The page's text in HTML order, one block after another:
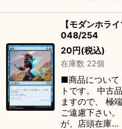
【モダンホラ
048/254
20円(税込)
在庫数 22個
■商品について
トです。 中古
ますので、 極
ご遠慮下さい
が、店頭在庫…